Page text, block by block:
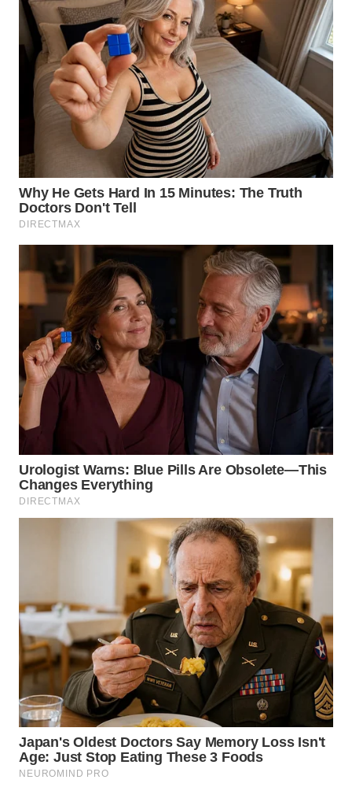
WN
KALTARA
WN
KALSEL
WN
SULSEL
WN
GORONTALO
WN
SULUT
WN
MALUKU
MALUT
WN
WN
NIAS
LANGKAT
WN
TAPANULI
SELATAN